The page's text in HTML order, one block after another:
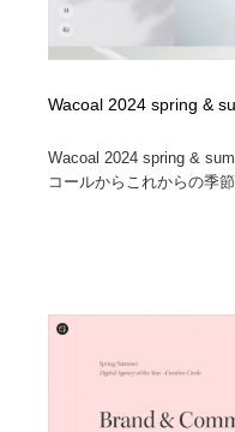
Wacoal 2024 spring &
Wacoal 2024 spring &
コールからこれからの季節